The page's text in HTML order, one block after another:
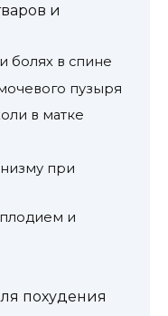
и
болях в спине
пузыря
в матке
при
и
похудения